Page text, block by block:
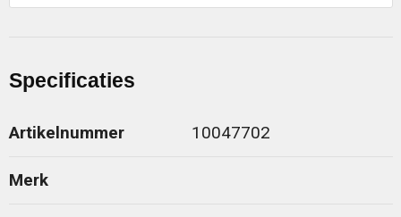
Specificaties
Artikelnummer 10047702
Merk